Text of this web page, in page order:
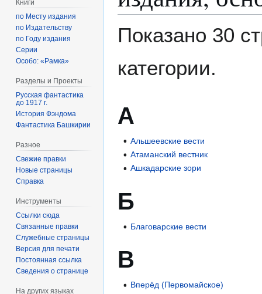
Показано 30
категории.
А
Альшеевские вести
Атаманский вестник
Ашкадарские зори
Б
Благоварские вести
В
Вперёд (Первомайское)
Книги
по Месту издания
по Издательству
по Году издания
Серии
Особо: «Рамка»
Разделы и Проекты
Русская фантастика
до 1917 г.
История Фэндома
Фантастика Башкирии
Разное
Свежие правки
Новые страницы
Справка
Инструменты
Ссылки сюда
Связанные правки
Служебные страницы
Версия для печати
Постоянная ссылка
Сведения о странице
На других языках